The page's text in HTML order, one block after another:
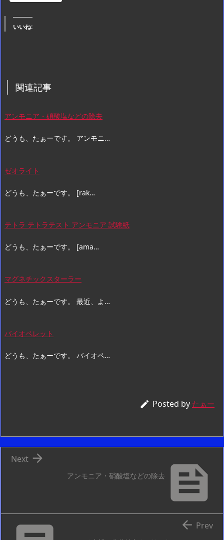
いいね:
関連記事
アンモニア・硝酸塩などの除去
どうも、たぁーです。 アンモニ…
ゼオライト
どうも、たぁーです。 [rak…
テトラ テトラテスト アンモニア 試験紙
どうも、たぁーです。 [ama…
マグネチックスターラー
どうも、たぁーです。 最近、よ…
バイオペレット
どうも、たぁーです。 バイオペ…
 Posted by たぁー

アンモニア・硝酸塩などの除去

Next
 Prev